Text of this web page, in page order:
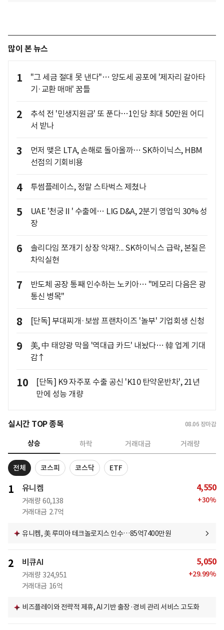
많이 본 뉴스
1
"그 세금 절대 못 낸다"… 양도세 공포에 '제자리 갈아타
기·교환 매매' 꿈틀
2
추석 전 '민생지원금' 또 푼다…1인당 최대 50만원 어디
서 받나
3
먼저 맺은 LTA, 손해로 돌아올까… SK하이닉스, HBM
선점의 기회비용
4 투썸플레이스, 정말 스타벅스 제쳤나
5
UAE '천궁Ⅱ' 수출에… LIG D&A, 2분기 영업익 30% 성
장
6
솔리다임 쪼개기 상장 악재?... SK하이닉스 급락, 본질은
차익실현
7
반도체 공장 통째 인수하는 노키아… "메모리 다음은 광
통신 병목"
8 [단독] 부대찌개·보쌈 프랜차이즈 '놀부' 기업회생 신청
9
美, 中 태양광 막을 '역대급 카드' 내놨다… 韓 업계 기대
감↑
10
[단독] K9 자주포 수출 공신 'K10 탄약운반차', 21년
만에 성능 개량
실시간 TOP 종목 08.06 장마감
상승 하락 거래대금 거래량
전체 코스피 코스닥 ETF
1 유니켐
거래량 60,138
거래대금 2.7억
4,550
+30%
유니켐, 美 루미아 테크놀로지스 인수…85억7400만원
2 비큐AI
거래량 324,951
거래대금 16억
5,050
+29.99%
비즈플레이와 전략적 제휴, AI 기반 출장·경비 관리 서비스 고도화